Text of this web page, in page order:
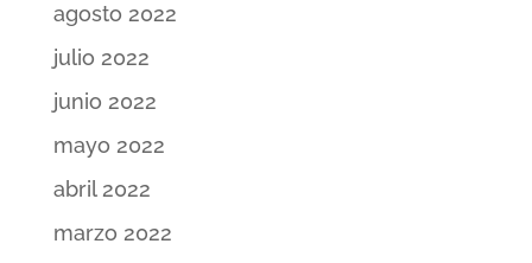
agosto 2022
julio 2022
junio 2022
mayo 2022
abril 2022
marzo 2022